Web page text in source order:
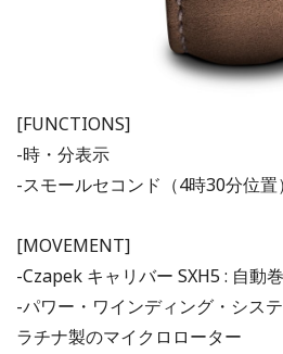
[FUNCTIONS]
-時・分表示
-スモールセコンド（4時30分位置）
[MOVEMENT]
-Czapek キャリバー SXH5 : 自動
-パワー・ワインディング・シス
ラチナ製のマイクロローター